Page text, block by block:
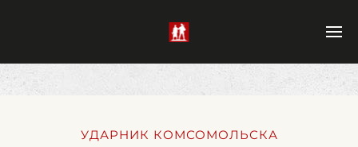
УДАРНИК КОМСОМОЛЬСКА